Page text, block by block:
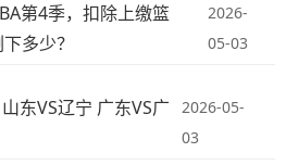
第4季，扣除上缴篮
多少？
2026-
05-03
东VS辽宁 广东VS广
2026-05-
03